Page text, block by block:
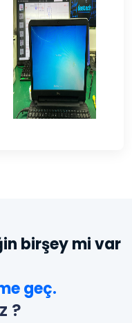
birşey mi var
geç.
?